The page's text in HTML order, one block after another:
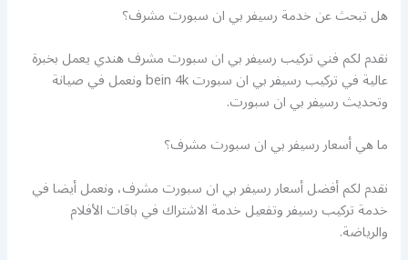
هل تبحث عن خدمة رسيفر بي ان سبورت مشرف؟
نقدم لكم فني تركيب رسيفر بي ان سبورت مشرف هندي يعمل بخبرة
عالية في تركيب رسيفر بي ان سبورت bein 4k ونعمل في صيانة
وتحديث رسيفر بي ان سبورت.
ما هي أسعار رسيفر بي ان سبورت مشرف؟
نقدم لكم أفضل أسعار رسيفر بي ان سبورت مشرف، ونعمل أيضا في
خدمة تركيب رسيفر وتفعيل خدمة الاشتراك في باقات الأفلام
والرياضة.